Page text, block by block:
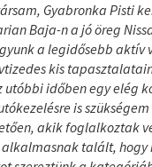
Gyabronka Pisti
Baja-n a jó öreg
a legidősebb aktív
kis
időben egy elég
is
akik foglalkoztak
alkalmasnak talált,